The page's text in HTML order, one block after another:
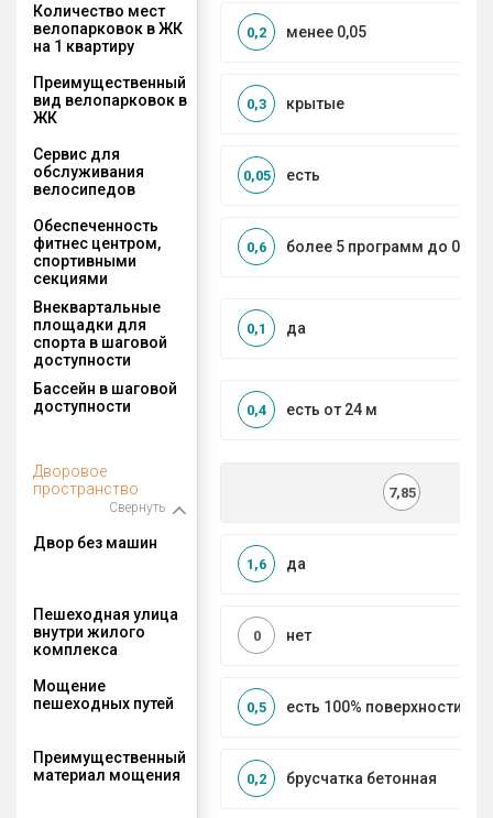
Количество мест
велопарковок в ЖК
на 1 квартиру
менее 0,05
0,2
Преимущественный
вид велопарковок в
ЖК
крытые
0,3
Сервис для
обслуживания
велосипедов
есть
0,05
Обеспеченность
фитнес центром,
спортивными
секциями
более 5 программ до 0,5
0,6
Внеквартальные
площадки для
спорта в шаговой
доступности
да
0,1
Бассейн в шаговой
доступности
есть от 24 м
0,4
Дворовое
пространство
Свернуть
7,85
Двор без машин
да
1,6
Пешеходная улица
внутри жилого
комплекса
нет
0
Мощение
пешеходных путей
есть 100% поверхности
0,5
Преимущественный
материал мощения
брусчатка бетонная
0,2